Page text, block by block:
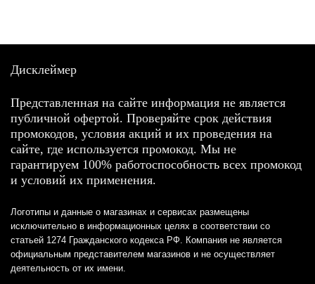
Дисклеймер
Представленная на сайте информация не является
публичной офертой. Проверяйте срок действия
промокодов, условия акций и их проведения на
сайте, где используется промокод. Мы не
гарантируем 100% работоспособность всех промокод
и условий их применения.
Логотипы и данные о магазинах и сервисах размещены
исключительно в информационных целях в соответствии со
статьей 1274 Гражданского кодекса РФ. Компания не является
официальным представителем магазинов и не осуществляет
деятельность от их имени.